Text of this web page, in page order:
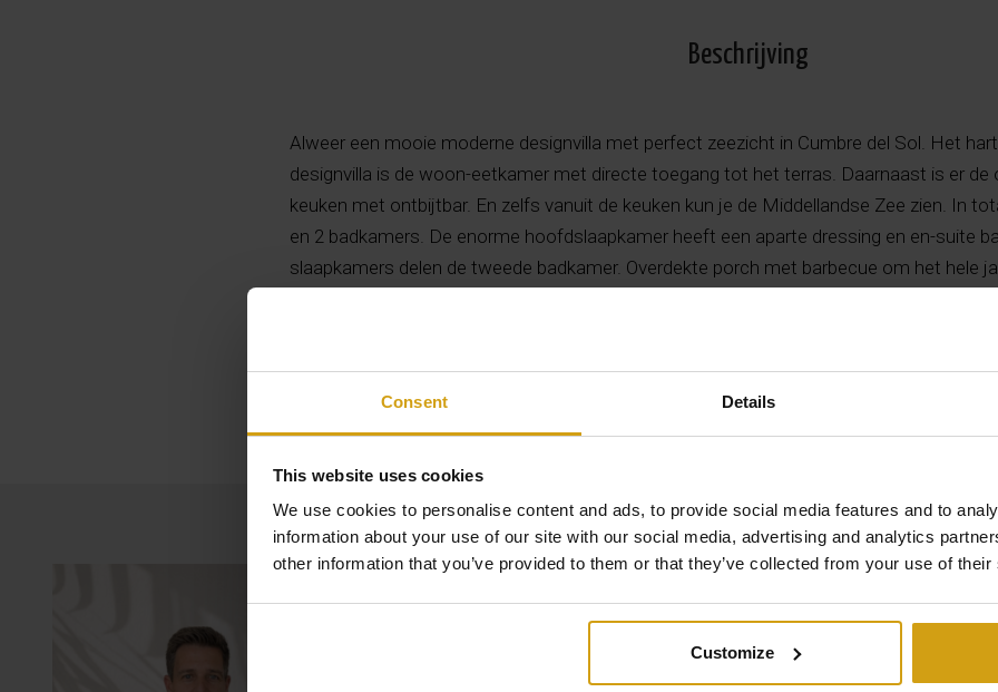
Consent Details
This website uses cookies
We use cookies to personalise content and ads, to provide social media features and to
information about your use of our site with our social media, advertising and analytics
other information that you’ve provided to them or that they’ve collected from your use of
Customize
Beschrijving
Alweer een mooie moderne designvilla met perfect zeezicht in Cumbre del Sol. Het
designvilla is de woon-eetkamer met directe toegang tot het terras. Daarnaast is er de
keuken met ontbijtbar. En zelfs vanuit de keuken kun je de Middellandse Zee zien. In
en 2 badkamers. De enorme hoofdslaapkamer heeft een aparte dressing en en-suite
slaapkamers delen de tweede badkamer. Overdekte porch met barbecue om het hele
zonne-energie watersysteem.
De voordelen